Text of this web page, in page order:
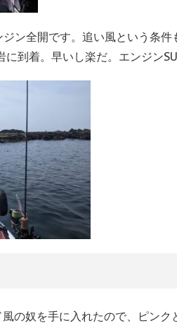
ン全開です。追い風という条件
到着。早いし楽だ。エンジン
の奴を手に入れたので、ピンク